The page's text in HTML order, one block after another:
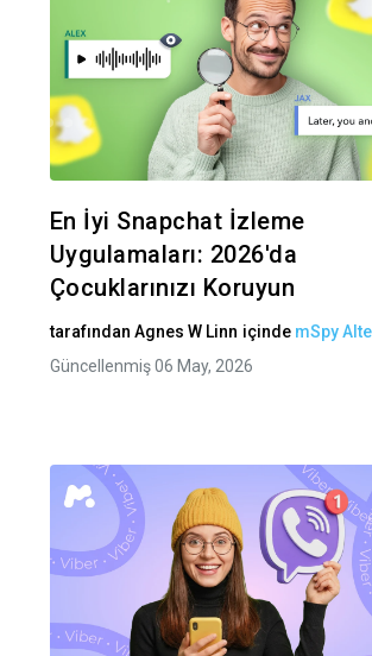
paylaş
Bağlantıyı kopyala
En İyi Snapchat İzleme
Uygulamaları: 2026'da
Çocuklarınızı Koruyun
tarafından Agnes W Linn içinde mSpy
Güncellenmiş 06 May, 2026
paylaş